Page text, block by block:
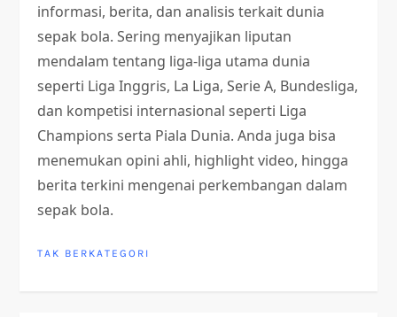
informasi, berita, dan analisis terkait dunia
sepak bola. Sering menyajikan liputan
mendalam tentang liga-liga utama dunia
seperti Liga Inggris, La Liga, Serie A, Bundesliga,
dan kompetisi internasional seperti Liga
Champions serta Piala Dunia. Anda juga bisa
menemukan opini ahli, highlight video, hingga
berita terkini mengenai perkembangan dalam
sepak bola.
TAK BERKATEGORI